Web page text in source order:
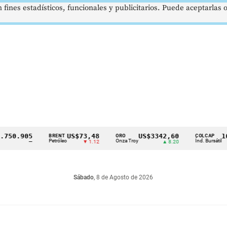
BRENT
Petróleo
US$73,48
▼ 1.12
ORO
Onza Troy
US$3342,60 COLCAP
Índ. Bursátil
Sábado, 8 de Agosto de 2026
estadísticos, funcionales y publicitarios. Puede aceptarlas